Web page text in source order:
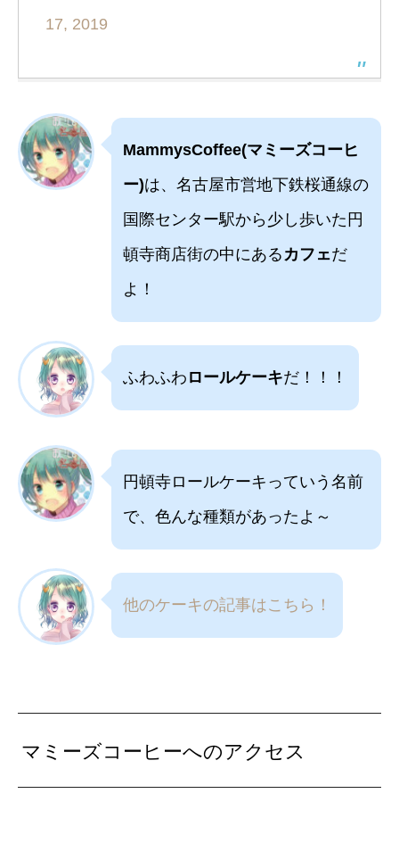
17, 2019
MammysCoffee(マミーズコーヒ
ー)は、名古屋市営地下鉄桜通線の
国際センター駅から少し歩いた円
頓寺商店街の中にあるカフェだ
よ！
ふわふわ ロールケーキだ！！！
円頓寺ロールケーキっていう名前
で、色んな種類があったよ～
他のケーキの記事はこちら！
マミーズコーヒーへのアクセス